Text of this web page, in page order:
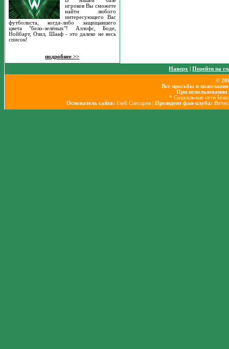
игроков Вы сможете
найти любого
интересующего Вас
футболиста, когда-либо защищавшего
цвета "бело-зелёных"! Аллофс, Боде,
Нойбарт, Озил, Шааф - это далеко не весь
список!
подробнее >>
Наверх |Перейти на
©
Все просьбы и
При использовании
* Социальные сети
Основатель сайта: Глеб Слесарев | Президент фан-клуба: